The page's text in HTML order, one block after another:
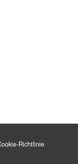
Richtlinie